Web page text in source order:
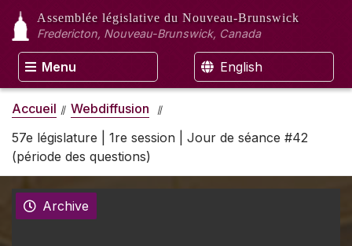
Assemblée législative du Nouveau-Brunswick
Fredericton, Nouveau-Brunswick, Canada
Menu English
Accueil
Webdiffusion
57e législature | 1re session | Jour de séance #42
(période des questions)
Archive